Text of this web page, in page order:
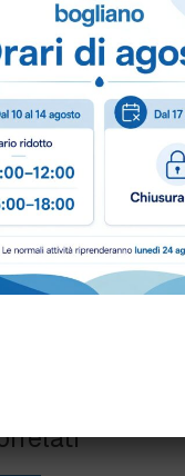
chiamando al0172
mail a
siamo a